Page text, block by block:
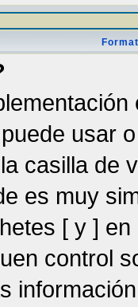
usar
casilla de
es muy
[ y ]
control